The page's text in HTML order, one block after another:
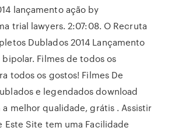
lançamento ação by
trial lawyers. 2:07:08. O Recruta
Dublados 2014 Lançamento
bipolar. Filmes de todos os
todos os gostos! Filmes De
e legendados download
melhor qualidade, grátis . Assistir
Este Site tem uma Facilidade